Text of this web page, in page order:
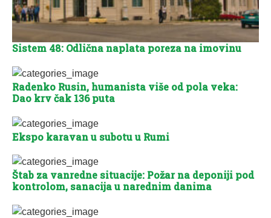
Sistem 48: Odlična naplata poreza na imovinu
Radenko Rusin, humanista više od pola veka:
Dao krv čak 136 puta
Ekspo karavan u subotu u Rumi
Štab za vanredne situacije: Požar na deponiji pod
kontrolom, sanacija u narednim danima